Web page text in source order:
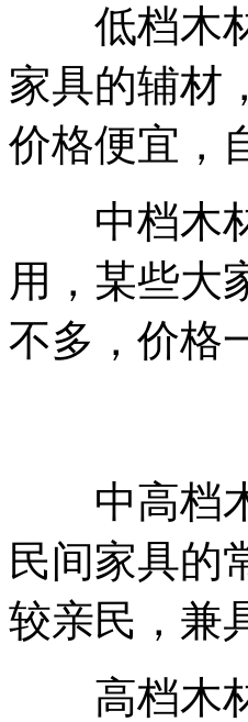
低档木材
家具的辅材
价格便宜，
中档木材
用，某些大
不多，价格
中高档木
民间家具的
较亲民，兼
高档木材